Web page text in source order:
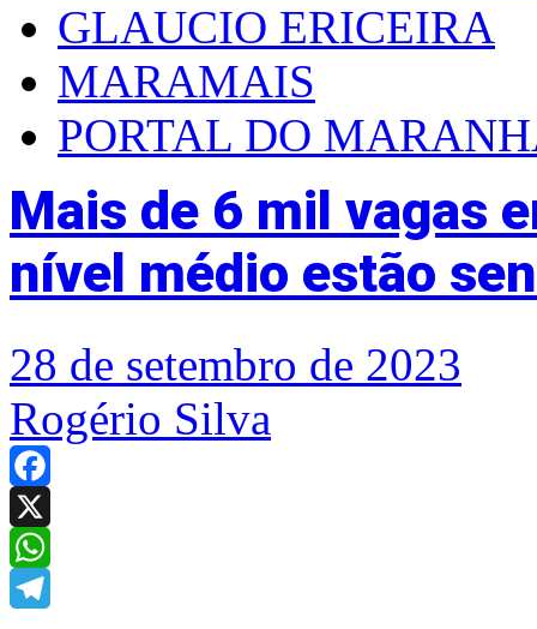
GLAUCIO ERICEIRA
MARAMAIS
PORTAL DO
Mais de 6 mil vagas
nível médio estão
28 de setembro de 2023
Rogério Silva
Facebook
X
WhatsApp